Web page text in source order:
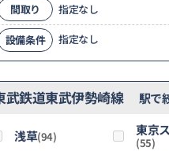
間取り 指定なし
設備条件 指定なし
武鉄道東武伊勢崎線 駅で
浅草(94) 東京
(55)